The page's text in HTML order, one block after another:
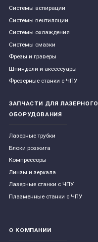
Системы аспирации
Системы вентиляции
Системы охлаждения
Системы смазки
Фрезы и граверы
Шпиндели и аксессуары
Фрезерные станки с ЧПУ
ЗАПЧАСТИ ДЛЯ ЛАЗЕРНОГО
ОБОРУДОВАНИЯ
Лазерные трубки
Блоки розжига
Компрессоры
Линзы и зеркала
Лазерные станки с ЧПУ
Плазменные станки с ЧПУ
О КОМПАНИИ